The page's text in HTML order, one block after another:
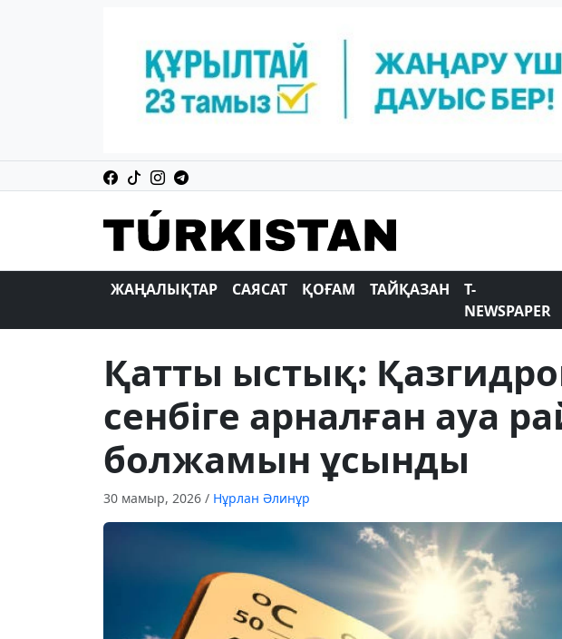
ЖАҢАЛЫҚТАР САЯСАТ ҚОҒАМ ТАЙҚАЗАН
T-
NEWSPAPER
Қатты ыстық:
сенбіге арналған ауа
болжамын ұсынды
30 мамыр, 2026 / Нұрлан Әлинұр